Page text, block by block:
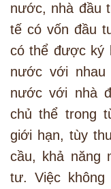
nước, nhà đầu
tế có vốn đầu
có thể được ký
nước với
nước với nhà
chủ thể trong
giới hạn, tùy
cầu, khả năng
tư. Việc